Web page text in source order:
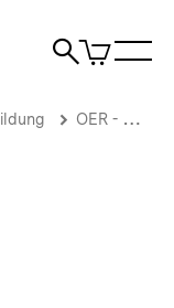
Suche
Artikel
im
OER - Material für alle